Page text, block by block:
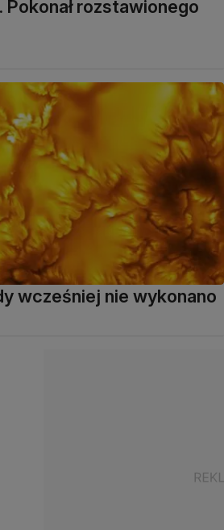
Pokonał rozstawionego
wcześniej nie wykonano